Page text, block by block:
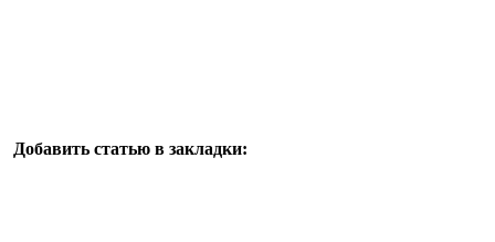
Добавить статью в закладки: